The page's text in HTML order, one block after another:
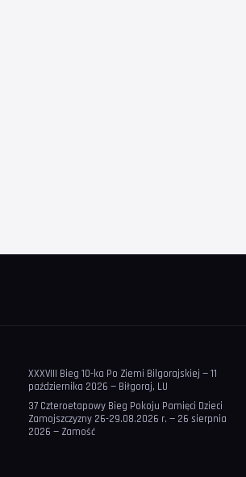
XXXVIII Bieg 10-ka Po Ziemi Bilgorajskiej — 11
października 2026 — Biłgoraj, LU
37 Czteroetapowy Bieg Pokoju Pamięci Dzieci
Zamojszczyzny 26-29.08.2026 r. — 26 sierpnia
2026 — Zamość